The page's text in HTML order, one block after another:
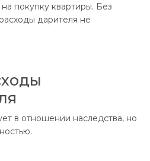
покупку квартиры. Без
дарителя не
в отношении наследства, но